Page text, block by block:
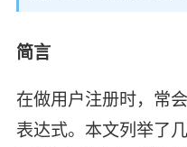
简言
在做用户注册时，常
表达式。本文列举了